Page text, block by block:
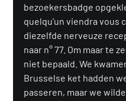
bezoekersbadge
quelqu'un viendra vous
diezelfde nerveuze
naar n° 77. Om maar te
niet bepaald. We
Brusselse ket hadden
passeren, maar we